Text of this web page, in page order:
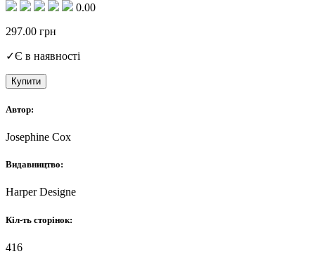
0.00
297.00 грн
✓Є в наявності
Купити
Автор:
Josephine Cox
Видавництво:
Harper Designe
Кіл-ть сторінок:
416